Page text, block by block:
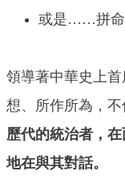
或是……拼命
領導著中華史上
想、所作所為，不
歷代的統治者，
地在與其對話。